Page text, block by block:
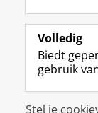
Volledig
Biedt
gebruik
Stel je